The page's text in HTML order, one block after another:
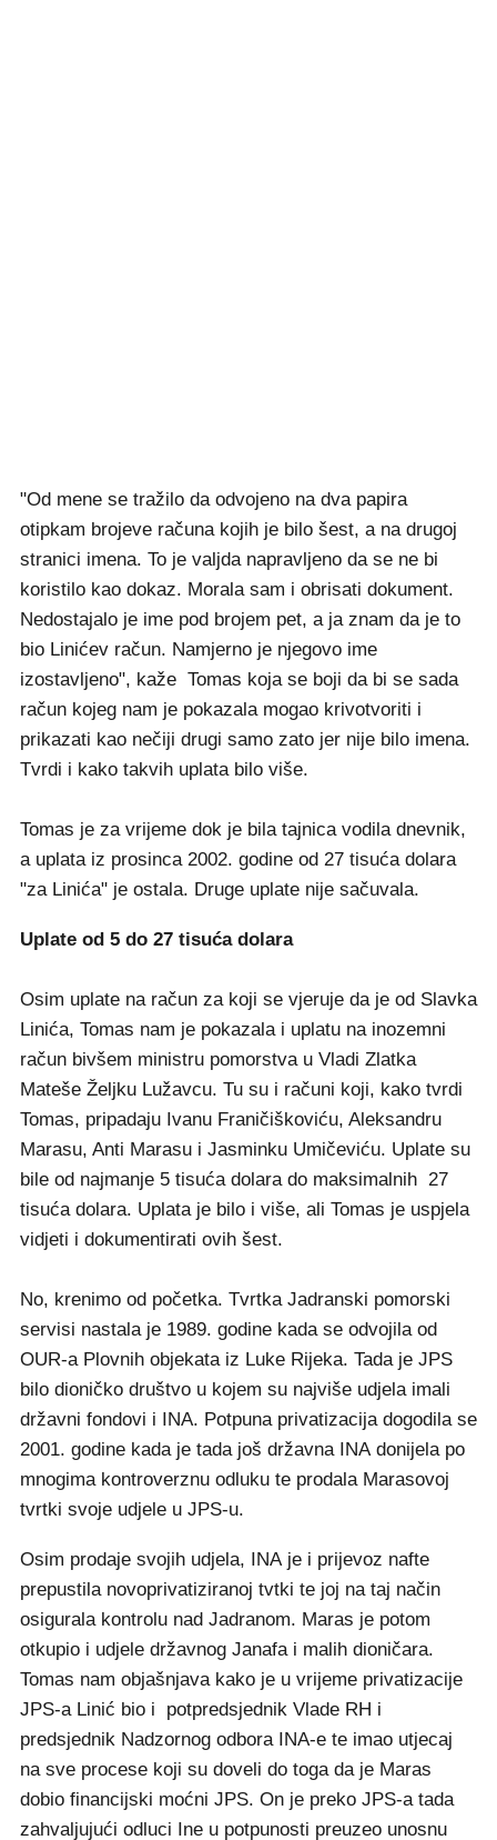
"Od mene se tražilo da odvojeno na dva papira
otipkam brojeve računa kojih je bilo šest, a na drugoj
stranici imena. To je valjda napravljeno da se ne bi
koristilo kao dokaz. Morala sam i obrisati dokument.
Nedostajalo je ime pod brojem pet, a ja znam da je to
bio Linićev račun. Namjerno je njegovo ime
izostavljeno", kaže Tomas koja se boji da bi se sada
račun kojeg nam je pokazala mogao krivotvoriti i
prikazati kao nečiji drugi samo zato jer nije bilo imena.
Tvrdi i kako takvih uplata bilo više.
Tomas je za vrijeme dok je bila tajnica vodila dnevnik,
a uplata iz prosinca 2002. godine od 27 tisuća dolara
"za Linića" je ostala. Druge uplate nije sačuvala.
Uplate od 5 do 27 tisuća dolara
Osim uplate na račun za koji se vjeruje da je od Slavka
Linića, Tomas nam je pokazala i uplatu na inozemni
račun bivšem ministru pomorstva u Vladi Zlatka
Mateše Željku Lužavcu. Tu su i računi koji, kako tvrdi
Tomas, pripadaju Ivanu Franičiškoviću, Aleksandru
Marasu, Anti Marasu i Jasminku Umičeviću. Uplate su
bile od najmanje 5 tisuća dolara do maksimalnih 27
tisuća dolara. Uplata je bilo i više, ali Tomas je uspjela
vidjeti i dokumentirati ovih šest.
No, krenimo od početka. Tvrtka Jadranski pomorski
servisi nastala je 1989. godine kada se odvojila od
OUR-a Plovnih objekata iz Luke Rijeka. Tada je JPS
bilo dioničko društvo u kojem su najviše udjela imali
državni fondovi i INA. Potpuna privatizacija dogodila se
2001. godine kada je tada još državna INA donijela po
mnogima kontroverznu odluku te prodala Marasovoj
tvrtki svoje udjele u JPS-u.
Osim prodaje svojih udjela, INA je i prijevoz nafte
prepustila novoprivatiziranoj tvtki te joj na taj način
osigurala kontrolu nad Jadranom. Maras je potom
otkupio i udjele državnog Janafa i malih dioničara.
Tomas nam objašnjava kako je u vrijeme privatizacije
JPS-a Linić bio i potpredsjednik Vlade RH i
predsjednik Nadzornog odbora INA-e te imao utjecaj
na sve procese koji su doveli do toga da je Maras
dobio financijski moćni JPS. On je preko JPS-a tada
zahvaljujući odluci Ine u potpunosti preuzeo unosnu